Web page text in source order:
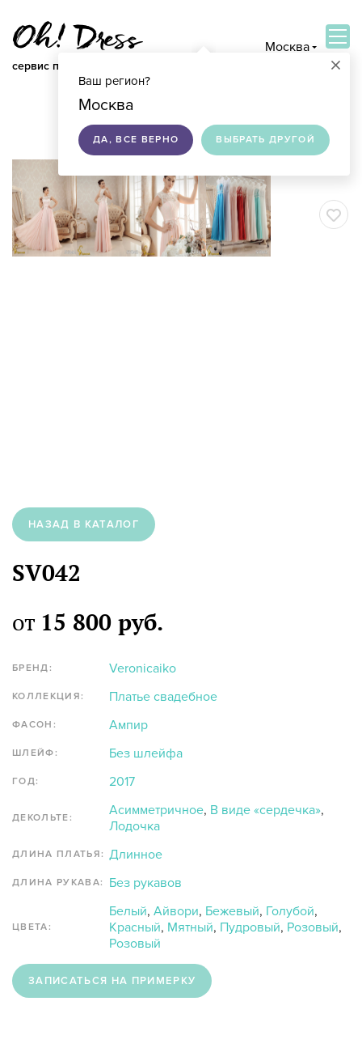
сервис по подбору свадебных платьев
Москва
×
Ваш регион?
Москва
ДА, ВСЕ ВЕРНО ВЫБРАТЬ ДРУГОЙ
НАЗАД В КАТАЛОГ
SV042
от 15 800 руб.
БРЕНД: Veronicaiko
КОЛЛЕКЦИЯ: Платье свадебное
ФАСОН: Ампир
ШЛЕЙФ: Без шлейфа
ГОД: 2017
ДЕКОЛЬТЕ: Асимметричное, В виде «сердечка»,
Лодочка
ДЛИНА ПЛАТЬЯ: Длинное
ДЛИНА РУКАВА: Без рукавов
ЦВЕТА:
Белый, Айвори, Бежевый, Голубой,
Красный, Мятный, Пудровый, Розовый,
Розовый
ЗАПИСАТЬСЯ НА ПРИМЕРКУ